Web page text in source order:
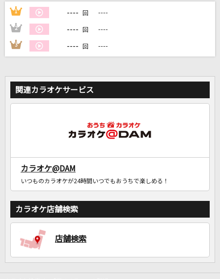
1 ---- 回 ----
2 ---- 回 ----
3 ---- 回 ----
関連カラオケサービス
カラオケ@DAM
いつものカラオケが24時間いつでもおうちで楽しめる！
カラオケ店舗検索
店舗検索